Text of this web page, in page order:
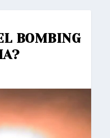
BOMBING